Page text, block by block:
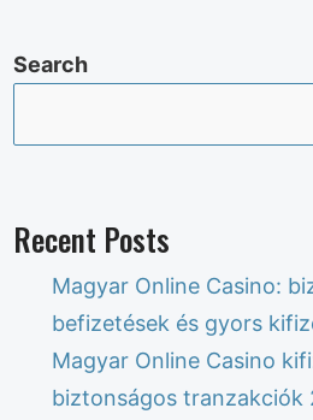
Search
Recent Posts
Magyar Online Casino:
befizetések és gyors
Magyar Online Casino
biztonságos tranzakciók